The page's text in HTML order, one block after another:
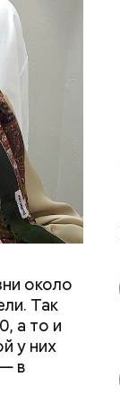
около
Так
а то и
у них
в